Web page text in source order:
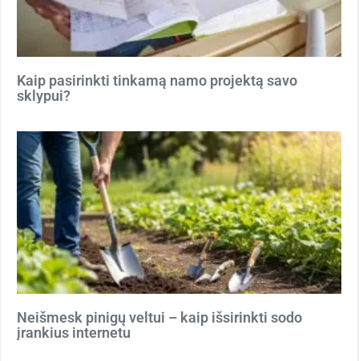
Kaip pasirinkti tinkamą namo projektą savo
sklypui?
Neišmesk pinigų veltui – kaip išsirinkti sodo
įrankius internetu